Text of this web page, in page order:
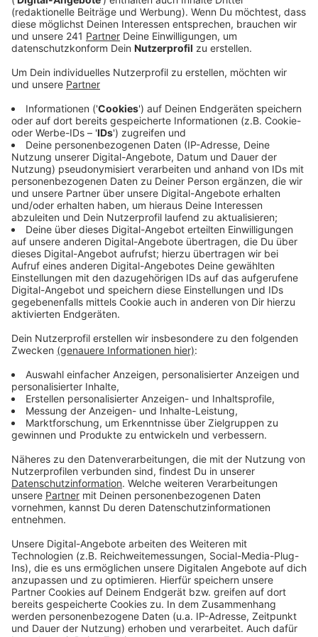
viele wie vor einem Jahr. Auch bundesweit ist die
Beteiligung stark gestiegen.
Veröffentlicht: Freitag, 05.02.2021 12:42
Anzeige
An der Spitze lagen im Kreis Euskirchen auch in diesem
Jahr der Spatz, die Kohlmeise und der Star. Voriges
Jahr lag noch die Blaumeise auf Rang 3. Auffällig ist,
dass die Meisenarten – wie schon im vergangenen
Jahr – weniger dabei waren. Teilweise gab es einen
Rückgang von 50 Prozent. Dafür wurde der Star
besonders oft gezählt. Außergewöhnlich waren laut
Nabu, dass schon in der ersten Januarwoche viele
kleine Starenschwärme im Kreis Euskirchen
beobachtet wurden. Wie im vergangenen Jahr blieben
immer milderen Temperaturen aus. Die Gesamtzahl
von 34,5 Vögeln pro Garten stellt den zweitniedrigsten
Wert seit Beginn der Aktion dar. Die nächste
Vogelzählung findet mit der „Stunde der Gartenvögel“
Anzeige
Anzeige